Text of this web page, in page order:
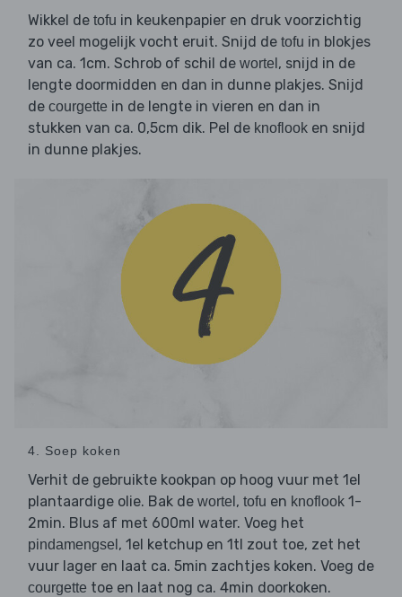
Wikkel de tofu in keukenpapier en druk voorzichtig
zo veel mogelijk vocht eruit. Snijd de tofu in blokjes
van ca. 1cm. Schrob of schil de wortel , snijd in de
lengte doormidden en dan in dunne plakjes. Snijd
de courgette in de lengte in vieren en dan in
stukken van ca. 0,5cm dik. Pel de knoflook en snijd
in dunne plakjes.
4. Soep koken
Verhit de gebruikte kookpan op hoog vuur met 1el
plantaardige olie. Bak de wortel , tofu en knoflook 1-
2min. Blus af met 600ml water. Voeg het
pindamengsel , 1el ketchup en 1tl zout toe, zet het
vuur lager en laat ca. 5min zachtjes koken. Voeg de
courgette toe en laat nog ca. 4min doorkoken.